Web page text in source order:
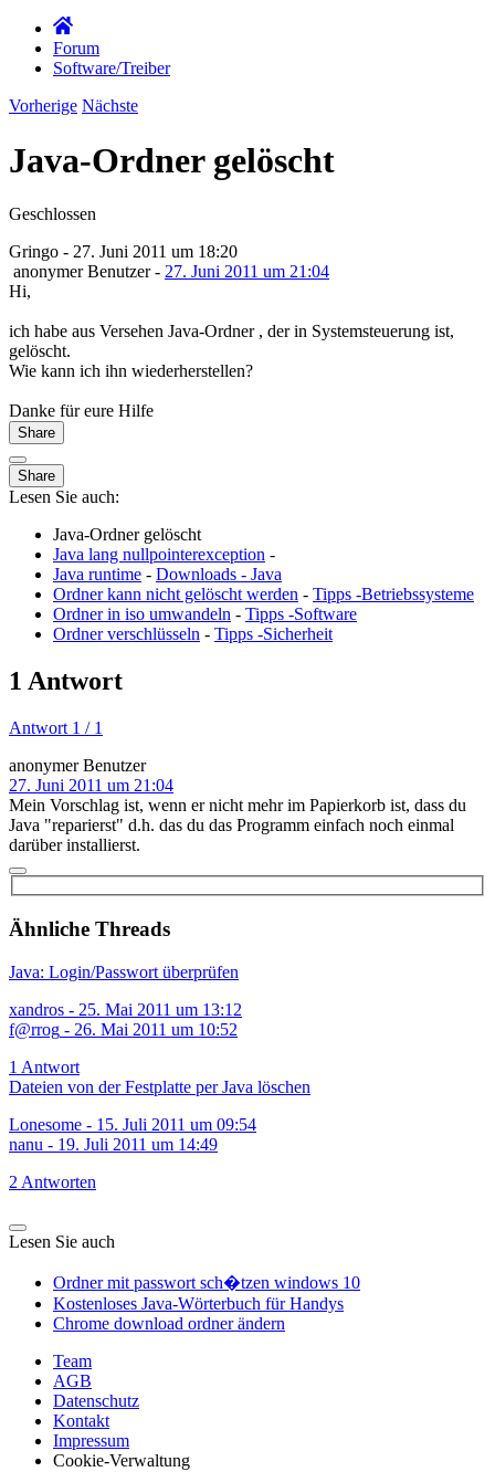
Forum
Software/Treiber
Vorherige Nächste
Java-Ordner gelöscht
Geschlossen
Gringo - 27. Juni 2011 um 18:20
anonymer Benutzer - 27. Juni 2011 um 21:04
Hi,
ich habe aus Versehen Java-Ordner , der in Systemsteuerung ist,
gelöscht.
Wie kann ich ihn wiederherstellen?
Danke für eure Hilfe
Share
Share
Lesen Sie auch:
Java-Ordner gelöscht
Java lang nullpointerexception -
Java runtime - Downloads - Java
Ordner kann nicht gelöscht werden - Tipps -Betriebssysteme
Ordner in iso umwandeln - Tipps -Software
Ordner verschlüsseln - Tipps -Sicherheit
1 Antwort
Antwort 1 / 1
anonymer Benutzer
27. Juni 2011 um 21:04
Mein Vorschlag ist, wenn er nicht mehr im Papierkorb ist, dass du
Java "reparierst" d.h. das du das Programm einfach noch einmal
darüber installierst.
Ähnliche Threads
Java: Login/Passwort überprüfen
xandros - 25. Mai 2011 um 13:12
f@rrog - 26. Mai 2011 um 10:52
1 Antwort
Dateien von der Festplatte per Java löschen
Lonesome - 15. Juli 2011 um 09:54
nanu - 19. Juli 2011 um 14:49
2 Antworten
Lesen Sie auch
Ordner mit passwort sch�tzen windows 10
Kostenloses Java-Wörterbuch für Handys
Chrome download ordner ändern
Team
AGB
Datenschutz
Kontakt
Impressum
Cookie-Verwaltung